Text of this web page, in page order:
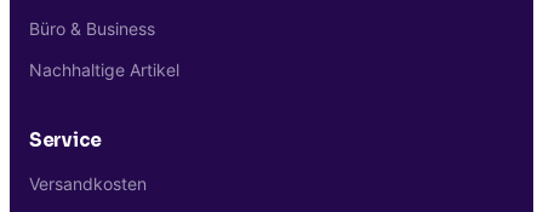
Büro & Business
Nachhaltige Artikel
Service
Versandkosten